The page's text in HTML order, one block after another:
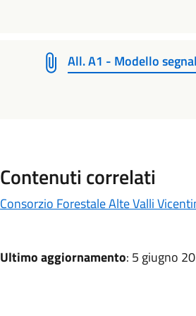
All. A1 - Modello
Contenuti correlati
Consorzio Forestale Alte Valli
Ultimo aggiornamento: 5 giugno